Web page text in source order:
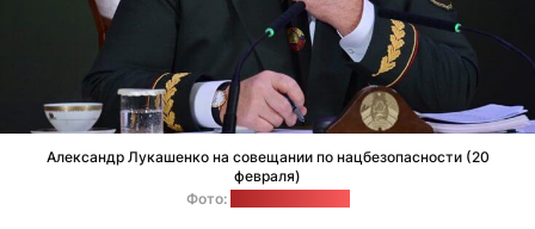
Александр Лукашенко на совещании по нацбезопасности (20
февраля)
Фото: